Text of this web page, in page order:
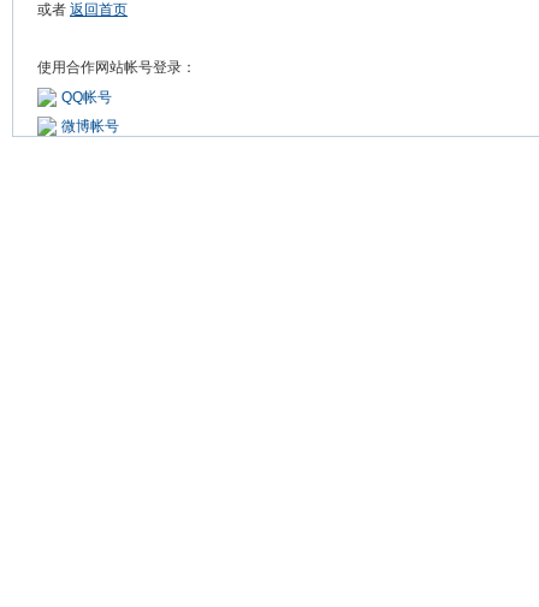
或者 返回首页
使用合作网站帐号登录：
QQ帐号
微博帐号